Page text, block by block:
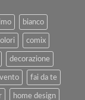
bianco
comix
decorazione
fai da te
home design